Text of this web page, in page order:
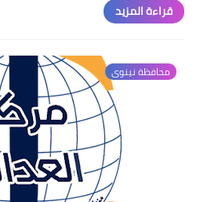
قراءة المزيد
محافظة نينوى